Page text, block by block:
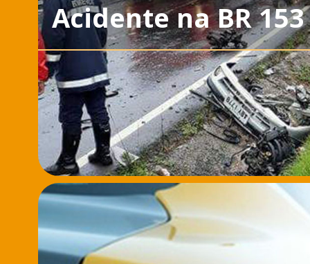
Acidente na BR